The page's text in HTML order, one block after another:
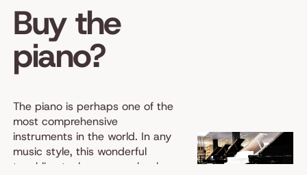
Buy the
piano?
The piano is perhaps one of the
most comprehensive
instruments in the world. In any
music style, this wonderful
touchline tool can come back.